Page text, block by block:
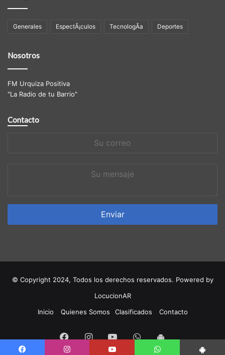
Generales EspectÃ¡culos TecnologÃ­a Deportes
Nosotros
FM Urquiza Positiva
"La Radio de tu Barrio"
Contacto
© Copyright 2024, Todos los derechos reservados. Powered by
LocucionAR
Inicio
Quienes Somos Clasificados Contacto
FacebookInstagramYoutubeWhatsapp
App